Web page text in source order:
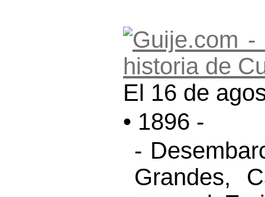
El 16 de
• 1896 -
-
Grandes,